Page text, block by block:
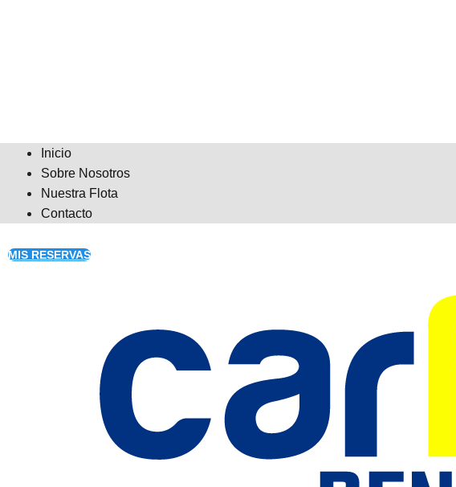
Inicio
Sobre Nosotros
Nuestra Flota
Contacto
MIS RESERVAS